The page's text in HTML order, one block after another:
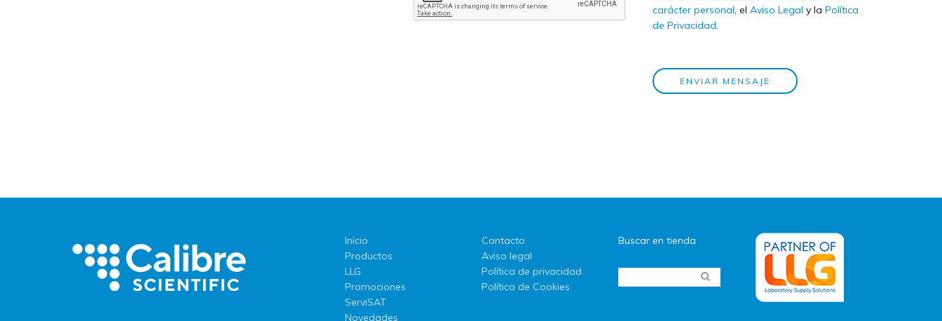
carácter personal, el Aviso Legal y la Política
de Privacidad.
ENVIAR MENSAJE
Inicio
Productos
LLG
Promociones
ServiSAT
Novedades
Contacto
Aviso legal
Política de privacidad
Política de Cookies
Buscar en tienda